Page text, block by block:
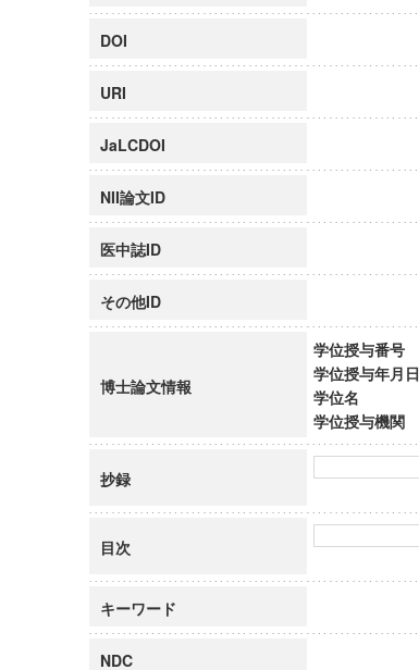
DOI
URI
JaLCDOI
NII論文ID
医中誌ID
その他ID
博士論文情報
学位授与番号
学位授与年月日
学位名
学位授与機関
抄録
目次
キーワード
NDC